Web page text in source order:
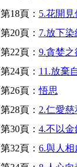
第18頁： 5.花開
第20頁： 7.放下
第22頁： 9.貪婪
第24頁： 11.放棄
第26頁：悟思
第28頁： 2.仁愛慈
第30頁： 4.不以金
第32頁： 6.與人